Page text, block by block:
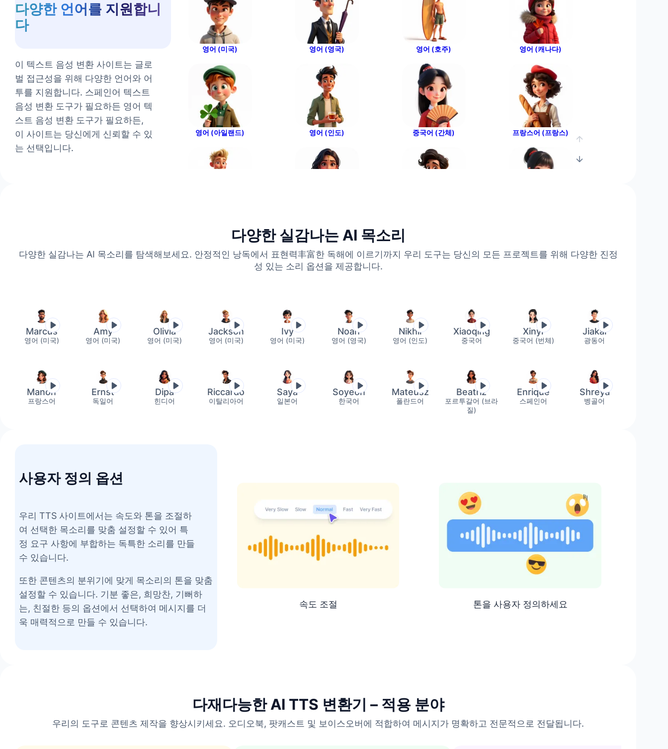
James
Joey
남성
John
남성
Julie
여성
Justin
남성
Leo
남성
남성
Mia
여성
Olivia
여성
Owen
Sally
남성
Scott
남성
Sophia
Thomas
남성
Victor
남성
다양한 언어를 지원합니
다
이 텍스트 음성 변환 사이트는 글로
벌 접근성을 위해 다양한 언어와 어
투를 지원합니다. 스페인어 텍스트
음성 변환 도구가 필요하든 영어 텍
스트 음성 변환 도구가 필요하든,
이 사이트는 당신에게 신뢰할 수 있
는 선택입니다.
영어 (미국) 영어 (영국) 영어 (호주) 영어 (캐나다)
영어 (아일랜드) 영어 (인도) 중국어 (간체) 프랑스어 (프랑스)
러시아어 스페인어 (스페인) 태국어 터키어
우르두어 (파키스탄) 중국어 (번체)
다양한 실감나는 AI 목소리
다양한 실감나는 AI 목소리를 탐색해보세요. 안정적인 낭독에서 표현력丰富한 독해에 이르기까지 우리 도구는 당신의 모든 프로젝트를 위해 다양한 진정
성 있는 소리 옵션을 제공합니다.
Marcus
영어 (미국)
Amy
영어 (미국)
Olivia
영어 (미국)
Jackson
영어 (미국)
Ivy
영어 (미국)
Noah
영어 (영국)
Nikhil
영어 (인도)
Xiaoqing
중국어
Xinyi
중국어 (번체)
Jiakai
광동어
Manon
프랑스어
Ernst
독일어
Dipa
힌디어
Riccardo
이탈리아어
Saya
일본어
Soyeon
한국어
Mateusz
폴란드어
Beatriz
포르투갈어 (브라
질)
Enrique
스페인어
Shreya
벵골어
사용자 정의 옵션
우리 TTS 사이트에서는 속도와 톤을 조절하
여 선택한 목소리를 맞춤 설정할 수 있어 특
정 요구 사항에 부합하는 독특한 소리를 만들
수 있습니다.
또한 콘텐츠의 분위기에 맞게 목소리의 톤을 맞춤
설정할 수 있습니다. 기분 좋은, 희망찬, 기뻐하
는, 친절한 등의 옵션에서 선택하여 메시지를 더
욱 매력적으로 만들 수 있습니다.
속도 조절 톤을 사용자 정의하세요
다재다능한 AI TTS 변환기 – 적용 분야
우리의 도구로 콘텐츠 제작을 향상시키세요. 오디오북, 팟캐스트 및 보이스오버에 적합하여 메시지가 명확하고 전문적으로 전달됩니다.